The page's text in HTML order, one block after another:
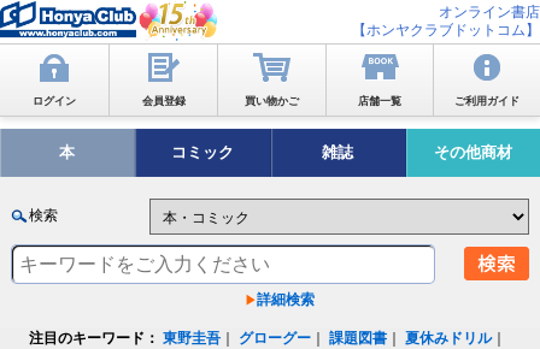
オンライン書店
【ホンヤクラブドットコム】
ログイン 会員登録 買い物かご 店舗一覧 ご利用ガイド
本 コミック 雑誌 その他商材
検索
詳細検索
注目のキーワード： 東野圭吾 グローグー ｜課題図書 ｜夏休みドリル｜